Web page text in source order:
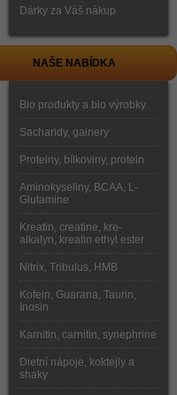
Dárky za Váš nákup
NAŠE NABÍDKA
Bio produkty a bio výrobky
Sacharidy, gainery
Proteiny, bílkoviny, protein
Aminokyseliny, BCAA, L-
Glutamine
Kreatin, creatine, kre-
alkalyn, kreatin ethyl ester
Nitrix, Tribulus, HMB
Kofein, Guarana, Taurin,
Inosin
Karnitin, carnitin, synephrine
Dietní nápoje, koktejly a
shaky